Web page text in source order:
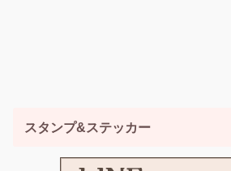
スタンプ&ステッカー